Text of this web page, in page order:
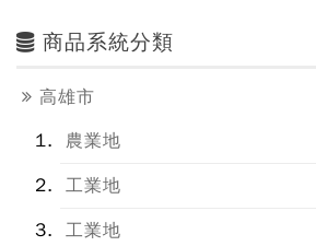
商品系統分類
高雄市
農業地
工業地
工業地